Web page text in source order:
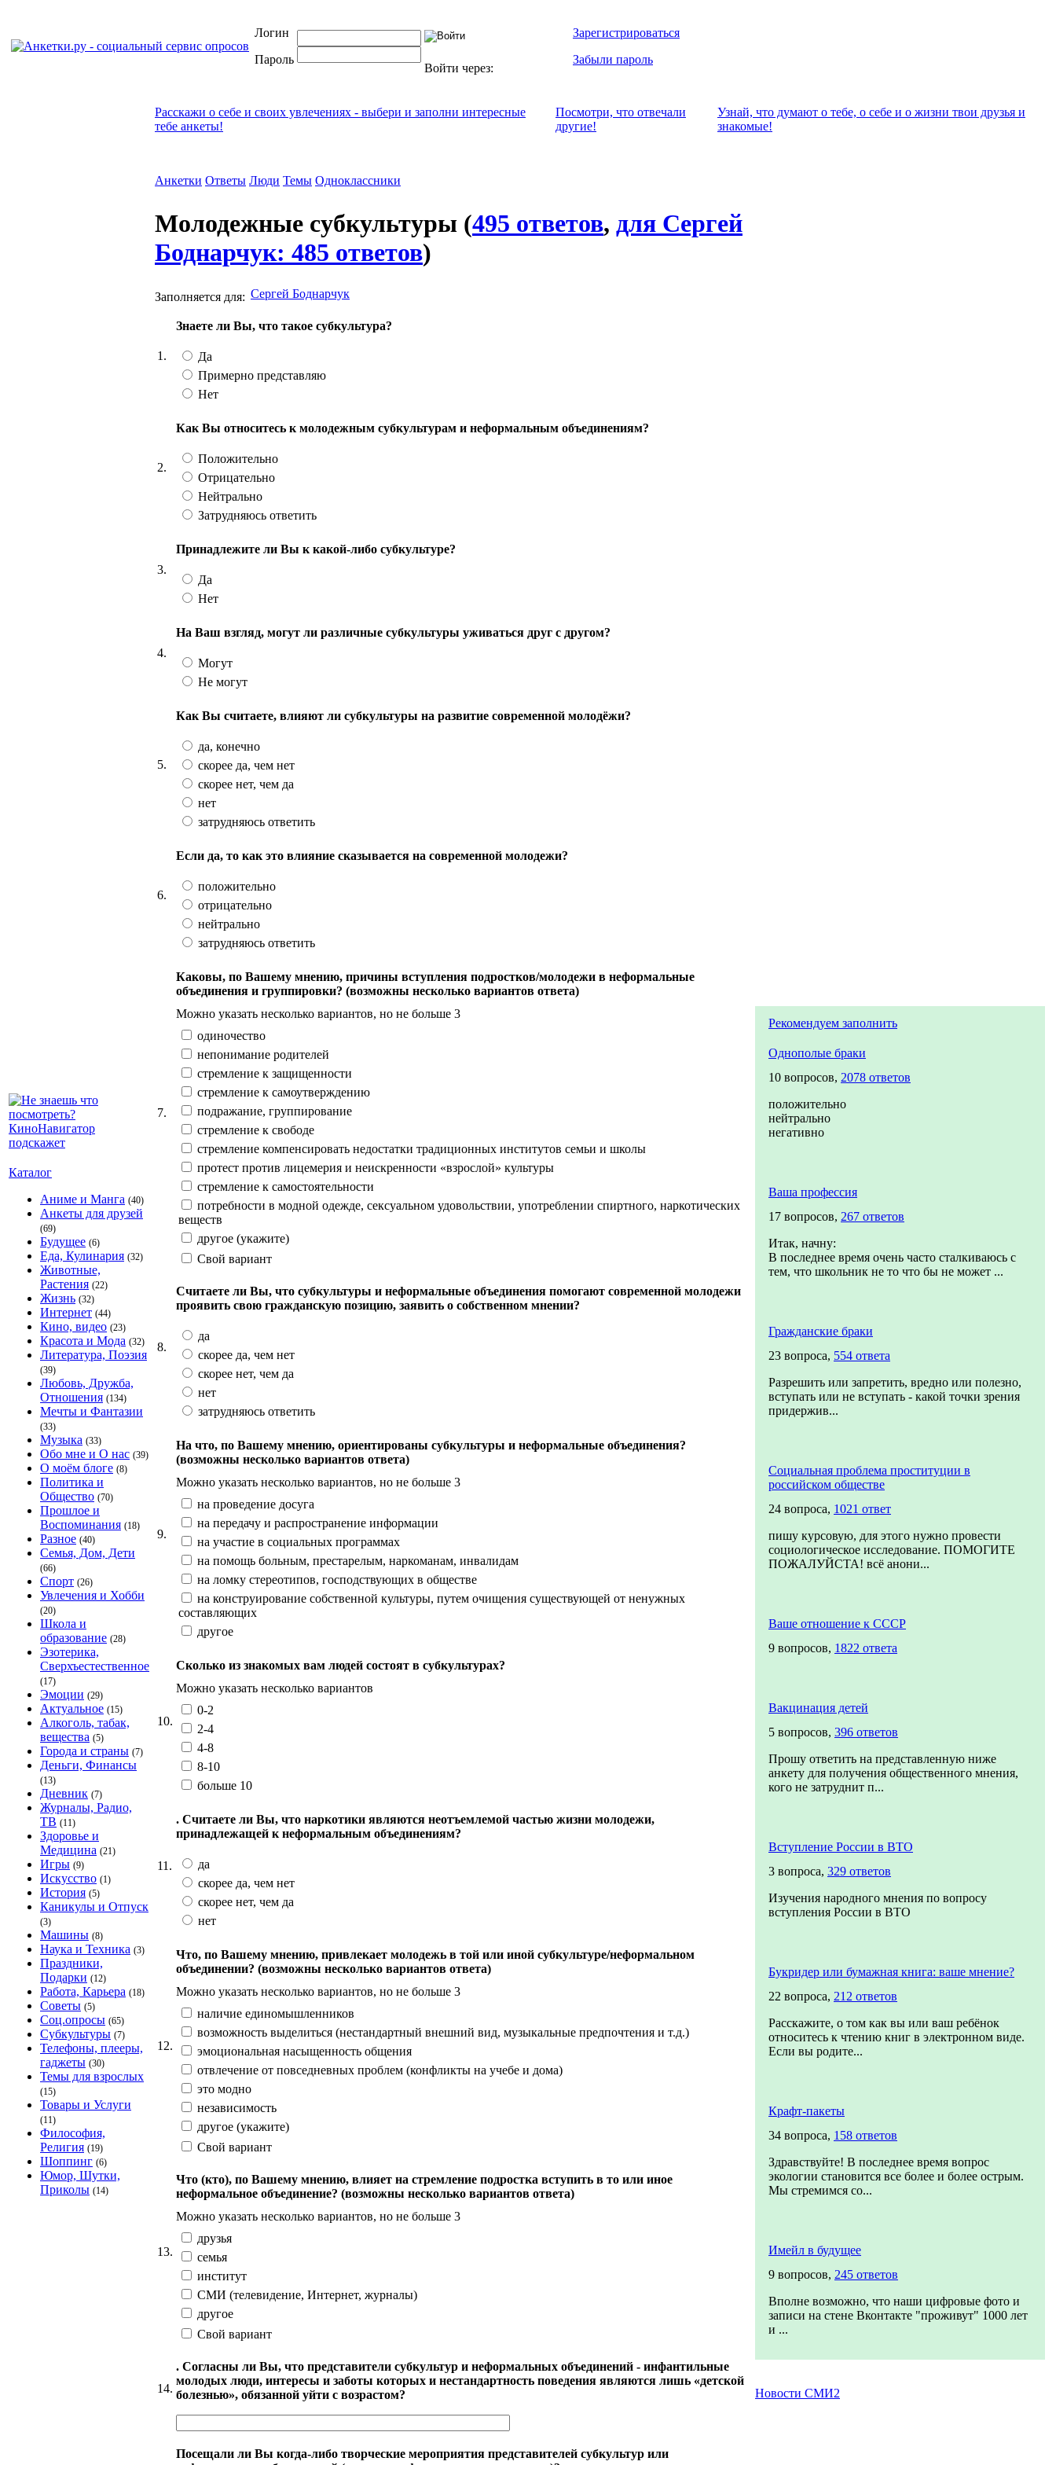
Логин
Пароль
Войти через:
Зарегистрироваться
Забыли пароль
Каталог
Аниме и Манга (40)
Анкеты для друзей
(69)
Будущее (6)
Еда, Кулинария (32)
Животные,
Растения (22)
Жизнь (32)
Интернет (44)
Кино, видео (23)
Красота и Мода (32)
Литература, Поэзия
(39)
Любовь, Дружба,
Отношения (134)
Мечты и Фантазии
(33)
Музыка (33)
Обо мне и О нас (39)
О моём блоге (8)
Политика и
Общество (70)
Прошлое и
Воспоминания (18)
Разное (40)
Семья, Дом, Дети
(66)
Спорт (26)
Увлечения и Хобби
(20)
Школа и
образование (28)
Эзотерика,
Сверхъестественное
(17)
Эмоции (29)
Актуальное (15)
Алкоголь, табак,
вещества (5)
Города и страны (7)
Деньги, Финансы
(13)
Дневник (7)
Журналы, Радио,
ТВ (11)
Здоровье и
Медицина (21)
Игры (9)
Искусство (1)
История (5)
Каникулы и Отпуск
(3)
Машины (8)
Наука и Техника (3)
Праздники,
Подарки (12)
Работа, Карьера (18)
Советы (5)
Соц.опросы (65)
Субкультуры (7)
Телефоны, плееры,
гаджеты (30)
Темы для взрослых
(15)
Товары и Услуги
(11)
Философия,
Религия (19)
Шоппинг (6)
Юмор, Шутки,
Приколы (14)
Расскажи о себе и своих увлечениях - выбери и заполни интересные
тебе анкеты!
Посмотри, что отвeчали
другие!
Узнай, что думают о тебе, о себе и о жизни твои друзья и
знакомые!
Анкетки Ответы Люди Темы Одноклассники
Молодежные субкультуры (495 ответов, для Сергей
Боднарчук: 485 ответов)
Заполняется для: Сергей Боднарчук
1.
Знаете ли Вы, что такое субкультура?
Да
Примерно представляю
Нет
2.
Как Вы относитесь к молодежным субкультурам и неформальным объединениям?
Положительно
Отрицательно
Нейтрально
Затрудняюсь ответить
3.
Принадлежите ли Вы к какой-либо субкультуре?
Да
Нет
4.
На Ваш взгляд, могут ли различные субкультуры уживаться друг с другом?
Могут
Не могут
5.
Как Вы считаете, влияют ли субкультуры на развитие современной молодёжи?
да, конечно
скорее да, чем нет
скорее нет, чем да
нет
затрудняюсь ответить
6.
Если да, то как это влияние сказывается на современной молодежи?
положительно
отрицательно
нейтрально
затрудняюсь ответить
7.
Каковы, по Вашему мнению, причины вступления подростков/молодежи в неформальные
объединения и группировки? (возможны несколько вариантов ответа)
Можно указать несколько вариантов, но не больше 3
одиночество
непонимание родителей
стремление к защищенности
стремление к самоутверждению
подражание, группирование
стремление к свободе
стремление компенсировать недостатки традиционных институтов семьи и школы
протест против лицемерия и неискренности «взрослой» культуры
стремление к самостоятельности
потребности в модной одежде, сексуальном удовольствии, употреблении спиртного, наркотических
веществ
другое (укажите)
Свой вариант
8.
Считаете ли Вы, что субкультуры и неформальные объединения помогают современной молодежи
проявить свою гражданскую позицию, заявить о собственном мнении?
да
скорее да, чем нет
скорее нет, чем да
нет
затрудняюсь ответить
9.
На что, по Вашему мнению, ориентированы субкультуры и неформальные объединения?
(возможны несколько вариантов ответа)
Можно указать несколько вариантов, но не больше 3
на проведение досуга
на передачу и распространение информации
на участие в социальных программах
на помощь больным, престарелым, наркоманам, инвалидам
на ломку стереотипов, господствующих в обществе
на конструирование собственной культуры, путем очищения существующей от ненужных
составляющих
другое
10.
Сколько из знакомых вам людей состоят в субкультурах?
Можно указать несколько вариантов
0-2
2-4
4-8
8-10
больше 10
11.
. Считаете ли Вы, что наркотики являются неотъемлемой частью жизни молодежи,
принадлежащей к неформальным объединениям?
да
скорее да, чем нет
скорее нет, чем да
нет
12.
Что, по Вашему мнению, привлекает молодежь в той или иной субкультуре/неформальном
объединении? (возможны несколько вариантов ответа)
Можно указать несколько вариантов, но не больше 3
наличие единомышленников
возможность выделиться (нестандартный внешний вид, музыкальные предпочтения и т.д.)
эмоциональная насыщенность общения
отвлечение от повседневных проблем (конфликты на учебе и дома)
это модно
независимость
другое (укажите)
Свой вариант
13.
Что (кто), по Вашему мнению, влияет на стремление подростка вступить в то или иное
неформальное объединение? (возможны несколько вариантов ответа)
Можно указать несколько вариантов, но не больше 3
друзья
семья
институт
СМИ (телевидение, Интернет, журналы)
другое
Свой вариант
14.
. Согласны ли Вы, что представители субкультур и неформальных объединений - инфантильные
молодых люди, интересы и заботы которых и нестандартность поведения являются лишь «детской
болезнью», обязанной уйти с возрастом?
Посещали ли Вы когда-либо творческие мероприятия представителей субкультур или
Рекомендуем заполнить
Однополые браки
10 вопросов, 2078 ответов
положительно
нейтрально
негативно
Ваша профессия
17 вопросов, 267 ответов
Итак, начну:
В последнее время очень часто сталкиваюсь с
тем, что школьник не то что бы не может ...
Гражданские браки
23 вопроса, 554 ответа
Разрешить или запретить, вредно или полезно,
вступать или не вступать - какой точки зрения
придержив...
Социальная проблема проституции в
российском обществе
24 вопроса, 1021 ответ
пишу курсовую, для этого нужно провести
социологическое исследование. ПОМОГИТЕ
ПОЖАЛУЙСТА! всё анони...
Ваше отношение к СССР
9 вопросов, 1822 ответа
Вакцинация детей
5 вопросов, 396 ответов
Прошу ответить на представленную ниже
анкету для получения общественного мнения,
кого не затруднит п...
Вступление России в ВТО
3 вопроса, 329 ответов
Изучения народного мнения по вопросу
вступления России в ВТО
Букридер или бумажная книга: ваше мнение?
22 вопроса, 212 ответов
Расскажите, о том как вы или ваш ребёнок
относитесь к чтению книг в электронном виде.
Если вы родите...
Крафт-пакеты
34 вопроса, 158 ответов
Здравствуйте! В последнее время вопрос
экологии становится все более и более острым.
Мы стремимся со...
Имейл в будущее
9 вопросов, 245 ответов
Вполне возможно, что наши цифровые фото и
записи на стене Вконтакте "проживут" 1000 лет
и ...
Новости СМИ2